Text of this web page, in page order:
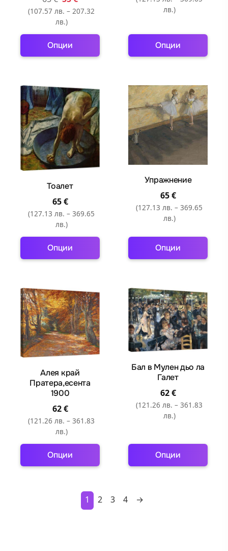
product
page
product
page
(107.57 лв. – 207.32
лв.)
Опции
has
multiple
variants.
The
options
may
be
on
the
product
page
лв.)
Опции
has
multiple
variants.
The
options
may
be
chosen
on
product
Тоалет
65€
(127.13 лв. – 369.65
лв.)
Опции
has
multiple
variants.
The
options
may
chosen
on
the
product
page
Упражнение
65€
(127.13 лв. – 369.65
лв.)
Опции
has
multiple
variants.
The
options
may
be
chosen
on
the
product
Алея край
Пратера,есента
1900
62€
(121.26 лв. – 361.83
лв.)
Опции
This
multiple
Бал в Мулен дьо ла
Галет
62€
(121.26 лв. – 361.83
лв.)
Опции
This
1 2 3 4 →